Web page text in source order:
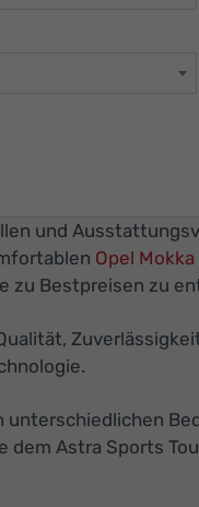
und
Opel Mokka
zu Bestpreisen zu
Astra Sports